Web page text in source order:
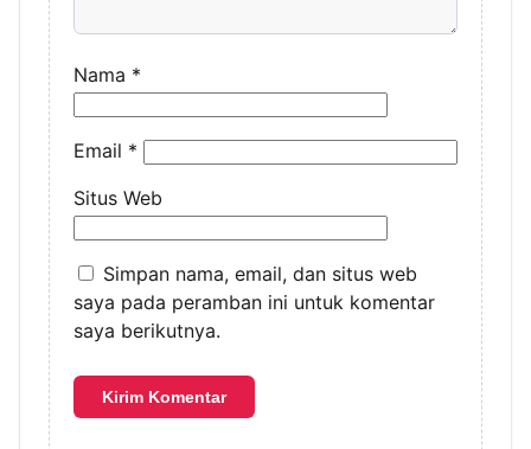
Nama *
Email *
Situs Web
Simpan nama, email, dan situs web
saya pada peramban ini untuk komentar
saya berikutnya.